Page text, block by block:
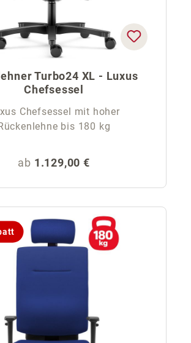
Turbo24 XL - Luxus
Chefsessel
Chefsessel mit hoher
bis 180 kg
Regulärer Preis:
ab 1.129,00 €